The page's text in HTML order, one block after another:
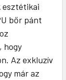
esztétikai
bőr pánt
hogy
Az exkluzív
már az